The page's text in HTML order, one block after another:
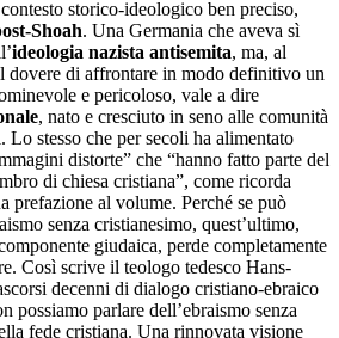
storico-ideologico ben preciso,
Shoah. Una Germania che aveva sì
ideologia nazista antisemita, ma, al
dovere di affrontare in modo definitivo un
e pericoloso, vale a dire
, nato e cresciuto in seno alle comunità
stesso che per secoli ha alimentato
distorte” che “hanno fatto parte del
di chiesa cristiana”, come ricorda
prefazione al volume. Perché se può
senza cristianesimo, quest’ultimo,
giudaica, perde completamente
Così scrive il teologo tedesco Hans-
decenni di dialogo cristiano-ebraico
possiamo parlare dell’ebraismo senza
fede cristiana. Una rinnovata visione